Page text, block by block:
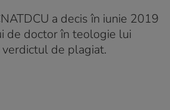
a decis în iunie 2019
de doctor în teologie lui
verdictul de plagiat.